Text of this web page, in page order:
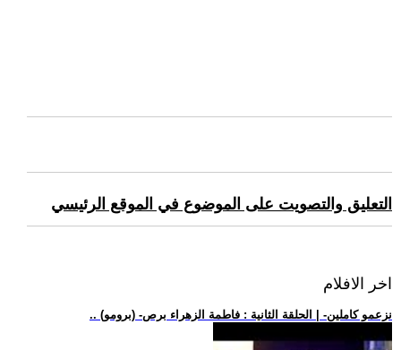
التعليق والتصويت على الموضوع في الموقع الرئيسي
اخر الافلام
.. (برومو) -نزعمو كاملين- | الحلقة الثانية : فاطمة الزهراء برص